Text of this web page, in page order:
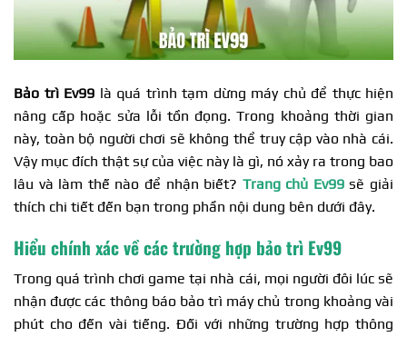
Bảo trì Ev99 là quá trình tạm dừng máy chủ để thực hiện
nâng cấp hoặc sửa lỗi tồn đọng. Trong khoảng thời gian
này, toàn bộ người chơi sẽ không thể truy cập vào nhà cái.
Vậy mục đích thật sự của việc này là gì, nó xảy ra trong bao
lâu và làm thế nào để nhận biết? Trang chủ Ev99sẽ giải
thích chi tiết đến bạn trong phần nội dung bên dưới đây.
Hiểu chính xác về các trường hợp bảo trì Ev99
Trong quá trình chơi game tại nhà cái, mọi người đôi lúc sẽ
nhận được các thông báo bảo trì máy chủ trong khoảng vài
phút cho đến vài tiếng. Đối với những trường hợp thông